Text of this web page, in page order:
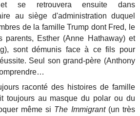
se retrouvera ensuite dans
au siège d'administration duquel
de la famille Trump dont Fred, le
parents, Esther (Anne Hathaway) et
sont démunis face à ce fils pour
Seul son grand-père (Anthony
raconté des histoires de famille
toujours au masque du polar ou du
même si The Immigrant(un très